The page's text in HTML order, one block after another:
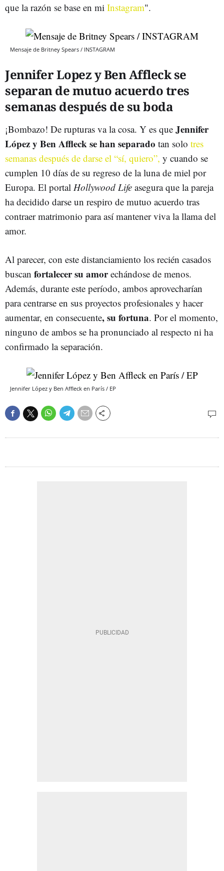
que la razón se base en mi Instagram".
Mensaje de Britney Spears / INSTAGRAM
Jennifer Lopez y Ben Affleck se
separan de mutuo acuerdo tres
semanas después de su boda
¡Bombazo! De rupturas va la cosa. Y es que Jennifer
López y Ben Affleck se han separado tan solo tres
semanas después de darse el “sí, quiero”, y cuando se
cumplen 10 días de su regreso de la luna de miel por
Europa. El portal Hollywood Life asegura que la pareja
ha decidido darse un respiro de mutuo acuerdo tras
contraer matrimonio para así mantener viva la llama del
amor.
Al parecer, con este distanciamiento los recién casados
buscan fortalecer su amorechándose de menos.
Además, durante este período, ambos aprovecharían
para centrarse en sus proyectos profesionales y hacer
aumentar, en consecuente, su fortuna. Por el momento,
ninguno de ambos se ha pronunciado al respecto ni ha
confirmado la separación.
Jennifer López y Ben Affleck en París / EP